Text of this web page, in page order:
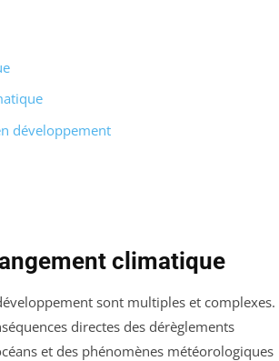
développement
climatique
sont multiples et complexes.
directes des dérèglements
et des phénomènes météorologiques